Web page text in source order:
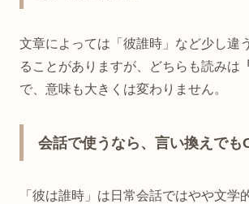
文章によっては「彼誰時」など少し違
ることがありますが、どちらも読みは
で、意味も大きくは変わりません。
会話で使うなら、言い換えでも
「彼は誰時」は日常会話ではやや文学